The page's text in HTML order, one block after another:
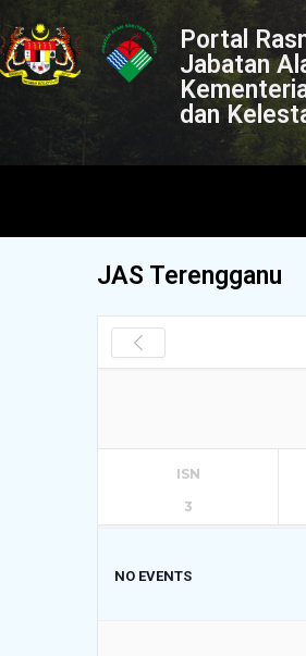
Portal
Jabatan
dan
JAS Terengganu
ISN
3
NO EVENTS